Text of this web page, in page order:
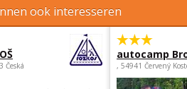
ook interesseren
Česká
autocamp
, 54941 Červený